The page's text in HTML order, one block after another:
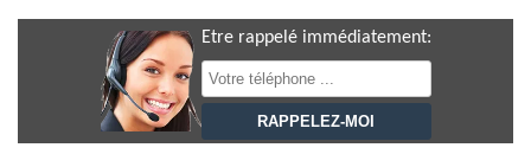
Etre rappelé immédiatement: